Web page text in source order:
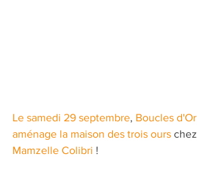
Le samedi 29 septembre, Boucles d'Or
aménage la maison des trois ours chez
Mamzelle Colibri !